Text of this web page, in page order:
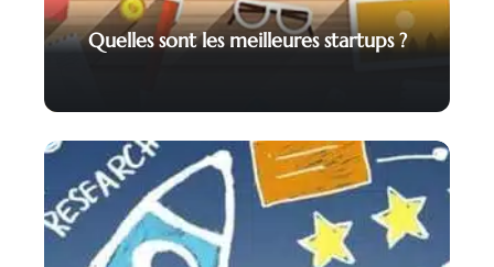
Quelles sont les meilleures startups ?